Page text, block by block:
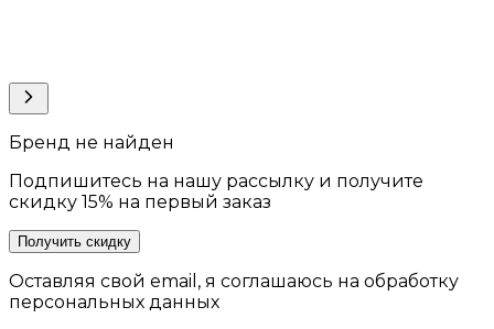
Бренд не найден
Подпишитесь на нашу рассылку и получите
скидку 15% на первый заказ
Получить скидку
Оставляя свой email, я соглашаюсь на обработку
персональных данных